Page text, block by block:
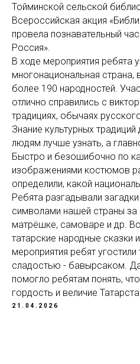
Тойминской сельской
Всероссийская акция
провела познавательный
Россия».
В ходе мероприятия ребята
многонациональная
более 190 народностей.
отлично справились с
традициях, обычаях
Знание культурных
людям лучше узнать, а
Быстро и безошибочно по
изображениями костюмов
определили, какой
Ребята разгадывали
символами нашей страны
матрёшке, самоваре и др.
татарские народные сказки
мероприятия ребят
сладостью - бавырсаком.
помогло ребятам понять,
гордость и величие
21.04.2026